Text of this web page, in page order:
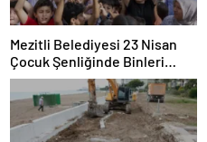
Mezitli Belediyesi 23 Nisan
Çocuk Şenliğinde Binleri
Buluşturdu